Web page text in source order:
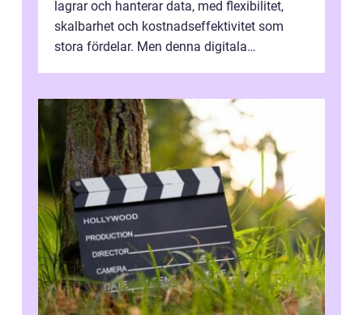
lagrar och hanterar data, med flexibilitet,
skalbarhet och kostnadseffektivitet som
stora fördelar. Men denna digitala